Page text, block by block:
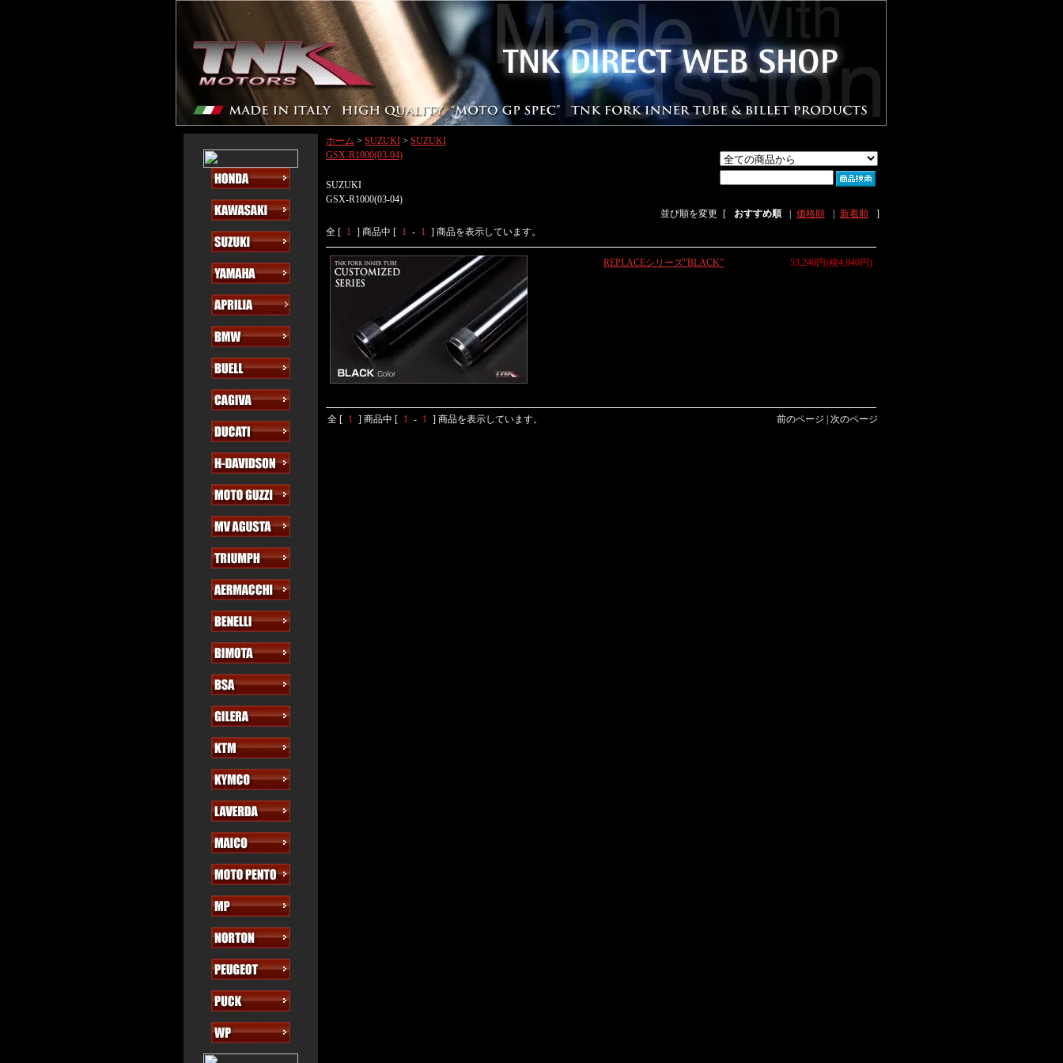
ホーム > SUZUKI > SUZUKI
GSX-R1000(03-04)
SUZUKI
GSX-R1000(03-04)
並び順を変更 [ おすすめ順 価格順 新着順
]
全 [ 1 ] 商品中 [ 1 - 1 ] 商品を表示しています。
53,240円(税4,840円)
REPLACEシリーズ”BLACK”
全 [ 1 ] 商品中 [ 1 - 1 ] 商品を表示しています。 前のページ | 次のページ